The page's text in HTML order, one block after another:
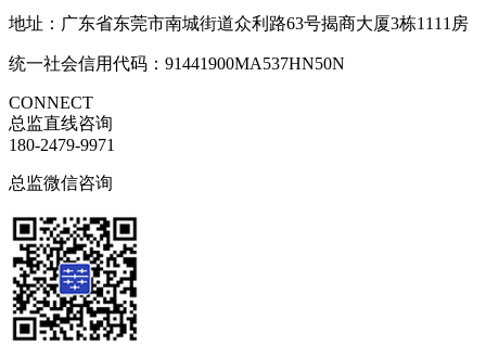
地址：广东省东莞市南城街道众利路63号揭商大厦3栋1111房
统一社会信用代码：91441900MA537HN50N
CONNECT
总监直线咨询
180-2479-9971
总监微信咨询